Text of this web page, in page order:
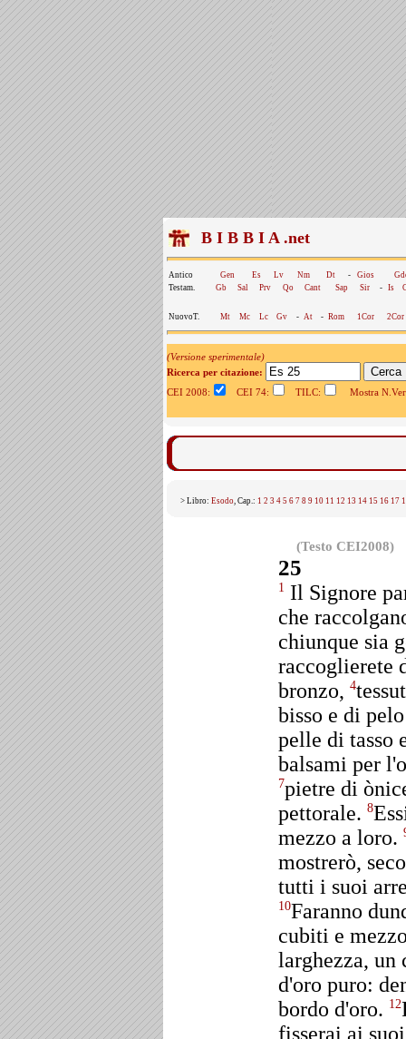
B I B B I A .net
Antico Gen Es Lv Nm Dt - Gios
Testam.
Gb Sal Prv Qo Cant Sap Sir - Is
NuovoT. Mt Mc Lc Gv - At - Rom 1Cor 2Cor
(Versione sperimentale)
Ricerca per citazione:
CEI 2008:
CEI 74: TILC: Mostra
> Libro: Esodo, Cap.: 1 2 3 4 5 6 7 8 9 10 11 12 13 14 15 16 17
(Testo CEI2008)
25
1 Il Signore
che
chiunque sia
raccoglierete
bronzo, 4
bisso e di
pelle di tasso
balsami per
7pietre di
pettorale. 8
mezzo a loro.
mostrerò,
tutti i suoi
10Faranno
cubiti e
larghezza,
d'oro puro:
bordo d'oro. 12
fisserai ai